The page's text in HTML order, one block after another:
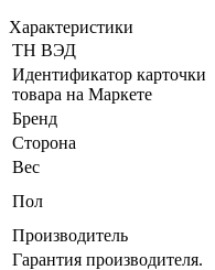
Характеристики
ТН ВЭД
Идентификатор карточки
товара на Маркете
Бренд
Сторона
Вес
Пол
Производитель
Гарантия производителя.